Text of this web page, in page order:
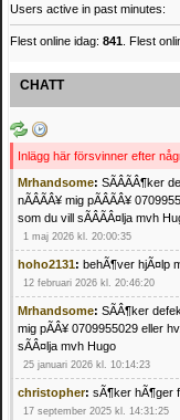
Users active in past minutes:
Flest online idag: 841 . Flest
CHATT
Inlägg här försvinner efter
Mrhandsome:
nÃÂÃÂ¥ mig pÃÂÃÂ¥
som du vill sÃÂÃÂ¤lja mvh
1 maj 2026 kl. 20:00:35
hoho2131: behÃ¶ver hjÃ¤lp
12 februari 2026 kl. 20:46:20
Mrhandsome: SÃÂ¶ker
mig pÃÂ¥ 0709955029 eller
sÃÂ¤lja mvh Hugo
25 januari 2026 kl. 10:14:23
christopher: sÃ¶ker hÃ¶ger
17 september 2025 kl. 14:31:25